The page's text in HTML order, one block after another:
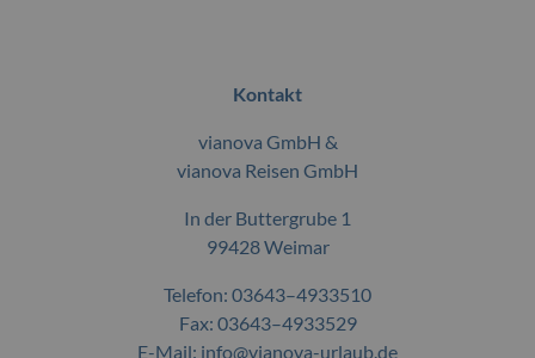
Kontakt
vianova GmbH &
vianova Reisen GmbH
In der Buttergrube 1
99428 Weimar
Telefon: 03643–4933510
Fax: 03643–4933529
E-Mail: info@vianova-urlaub.de